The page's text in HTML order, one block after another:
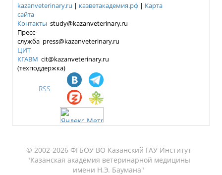
kazanveterinary.ru | казветакадемия.рф | Карта
сайта
Контакты study@kazanveterinary.ru
Пресс-
служба press@kazanveterinary.ru
ЦИТ
КГАВМ cit@kazanveterinary.ru
(техподдержка)
RSS
© 2002-2026 ФГБОУ ВО Казанский ГАУ Институт
"Казанская академия ветеринарной медицины
имени Н.Э. Баумана"